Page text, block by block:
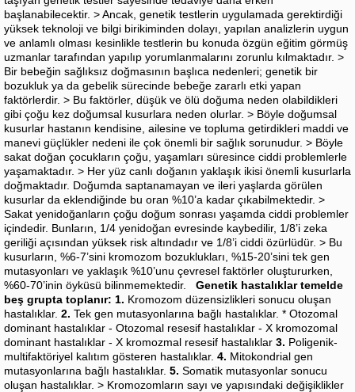
başlanabilecektir. > Ancak, genetik testlerin uygulamada gerektirdiği
yüksek teknoloji ve bilgi birikiminden dolayı, yapılan analizlerin uygun
ve anlamlı olması kesinlikle testlerin bu konuda özgün eğitim görmüş
uzmanlar tarafından yapılıp yorumlanmalarını zorunlu kılmaktadır. >
Bir bebeğin sağlıksız doğmasının başlıca nedenleri; genetik bir
bozukluk ya da gebelik sürecinde bebeğe zararlı etki yapan
faktörlerdir. > Bu faktörler, düşük ve ölü doğuma neden olabildikleri
gibi çoğu kez doğumsal kusurlara neden olurlar. > Böyle doğumsal
kusurlar hastanın kendisine, ailesine ve topluma getirdikleri maddi ve
manevi güçlükler nedeni ile çok önemli bir sağlık sorunudur. > Böyle
sakat doğan çocukların çoğu, yaşamları süresince ciddi problemlerle
yaşamaktadır. > Her yüz canlı doğanın yaklaşık ikisi önemli kusurlarla
doğmaktadır. Doğumda saptanamayan ve ileri yaşlarda görülen
kusurlar da eklendiğinde bu oran %10’a kadar çıkabilmektedir. >
Sakat yenidoğanların çoğu doğum sonrası yaşamda ciddi problemler
içindedir. Bunların, 1/4 yenidoğan evresinde kaybedilir, 1/8’i zeka
geriliği açısından yüksek risk altındadır ve 1/8’i ciddi özürlüdür. > Bu
kusurların, %6-7’sini kromozom bozuklukları, %15-20’sini tek gen
mutasyonları ve yaklaşık %10’unu çevresel faktörler oluştururken,
%60-70’inin öyküsü bilinmemektedir. Genetik hastalıklar temelde
beş grupta toplanır: 1. Kromozom düzensizlikleri sonucu oluşan
hastalıklar. 2. Tek gen mutasyonlarına bağlı hastalıklar. * Otozomal
dominant hastalıklar - Otozomal resesif hastalıklar - X kromozomal
dominant hastalıklar - X kromozmal resesif hastalıklar 3. Poligenik-
multifaktöriyel kalıtım gösteren hastalıklar. 4. Mitokondrial gen
mutasyonlarına bağlı hastalıklar. 5. Somatik mutasyonlar sonucu
oluşan hastalıklar. > Kromozomların sayı ve yapısındaki değişiklikler